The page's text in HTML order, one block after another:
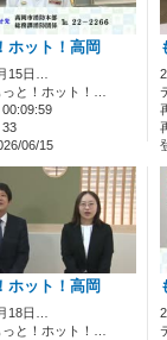
ホット！高岡
15日…
と！ホット！…
33
06/15
ホット！高岡
18日…
っと！ホット！…